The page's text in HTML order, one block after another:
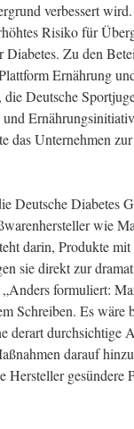
verbessert
Risiko für
Diabetes. Zu den
Ernährung
Deutsche
das Unternehmen
Deutsche Diabetes
wie
darin, Produkte mit
sie direkt zur
formuliert:
Schreiben. Es wäre
derart durchsichtige
darauf
gesündere